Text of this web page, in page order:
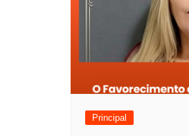
Principal